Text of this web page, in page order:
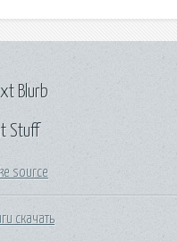
Stuff
source
скачать
Blurb